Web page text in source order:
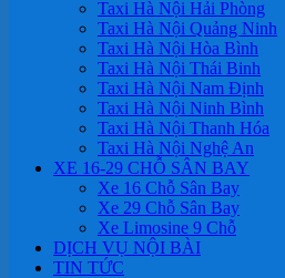
Taxi Hà Nội Hải Phòng
Taxi Hà Nội Quảng Ninh
Taxi Hà Nội Hòa Bình
Taxi Hà Nội Thái Binh
Taxi Hà Nội Nam Định
Taxi Hà Nội Ninh Bình
Taxi Hà Nội Thanh Hóa
Taxi Hà Nội Nghệ An
XE 16-29 CHỖ SÂN BAY
Xe 16 Chỗ Sân Bay
Xe 29 Chỗ Sân Bay
Xe Limosine 9 Chỗ
DỊCH VỤ NỘI BÀI
TIN TỨC